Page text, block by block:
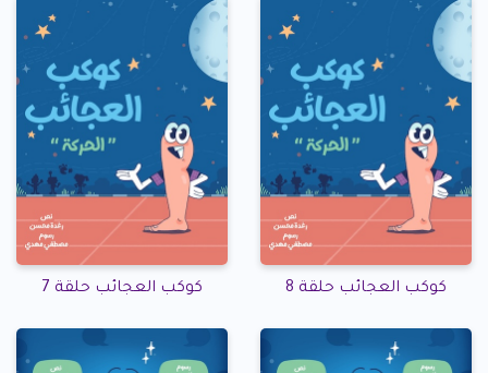
كوكب العجائب حلقة 8 كوكب العجائب حلقة 7